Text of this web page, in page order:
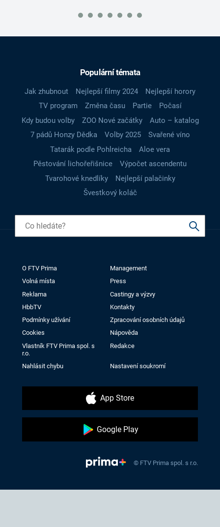
Populární témata
Jak zhubnout Nejlepší filmy 2024
Nejlepší horory
TV program
Změna času Partie
Počasí
Kdy budou volby
ZOO Nové začátky
Auto – katalog
7 pádů Honzy Dědka
Volby 2025
Svařené víno
Tatarák podle Pohlreicha
Aloe vera
Pěstování lichořeřišnice
Výpočet ascendentu
Tvarohové knedlíky
Nejlepší palačinky
Švestkový koláč
O FTV Prima
Management
Volná místa
Press
Reklama
Castingy a výzvy
HbbTV
Kontakty
Podmínky užívání
Zpracování osobních údajů
Cookies
Nápověda
Vlastník FTV Prima spol. s
r.o.
Redakce
Nahlásit chybu Nastavení soukromí
App Store
Google Play
© FTV Prima spol. s r.o.